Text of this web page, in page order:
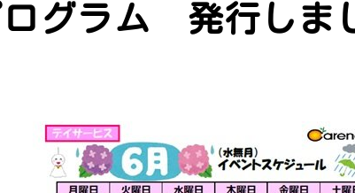
グラム 発行しま